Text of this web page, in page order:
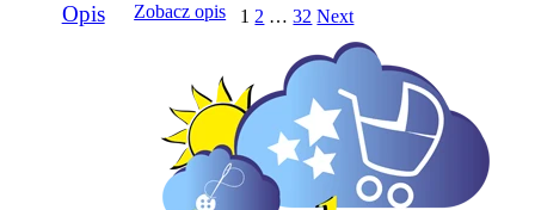
Opis Zobacz opis 1 2 … 32 Next